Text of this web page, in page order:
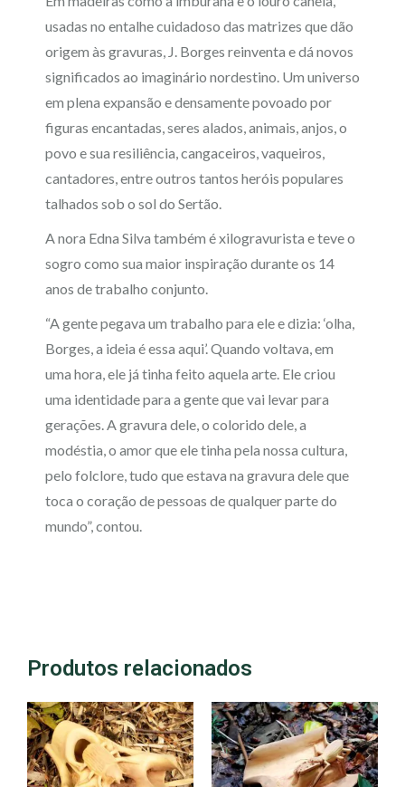
usadas no entalhe cuidadoso das matrizes que dão
origem às gravuras, J. Borges reinventa e dá novos
significados ao imaginário nordestino. Um universo
em plena expansão e densamente povoado por
figuras encantadas, seres alados, animais, anjos, o
povo e sua resiliência, cangaceiros, vaqueiros,
cantadores, entre outros tantos heróis populares
talhados sob o sol do Sertão.
A nora Edna Silva também é xilogravurista e teve o
sogro como sua maior inspiração durante os 14
anos de trabalho conjunto.
“A gente pegava um trabalho para ele e dizia: ‘olha,
Borges, a ideia é essa aqui’. Quando voltava, em
uma hora, ele já tinha feito aquela arte. Ele criou
uma identidade para a gente que vai levar para
gerações. A gravura dele, o colorido dele, a
modéstia, o amor que ele tinha pela nossa cultura,
pelo folclore, tudo que estava na gravura dele que
toca o coração de pessoas de qualquer parte do
mundo”, contou.
Produtos relacionados